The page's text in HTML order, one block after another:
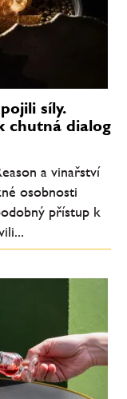
síly.
chutná dialog
a vinařství
osobnosti
přístup k